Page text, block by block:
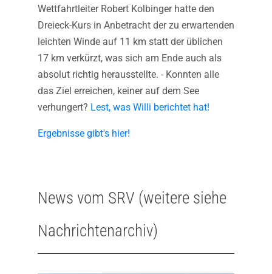
Wettfahrtleiter Robert Kolbinger hatte den
Dreieck-Kurs in Anbetracht der zu erwartenden
leichten Winde auf 11 km statt der üblichen
17 km verkürzt, was sich am Ende auch als
absolut richtig herausstellte. - Konnten alle
das Ziel erreichen, keiner auf dem See
verhungert? Lest, was Willi berichtet hat!
Ergebnisse gibt's hier!
News vom SRV (weitere siehe
Nachrichtenarchiv)